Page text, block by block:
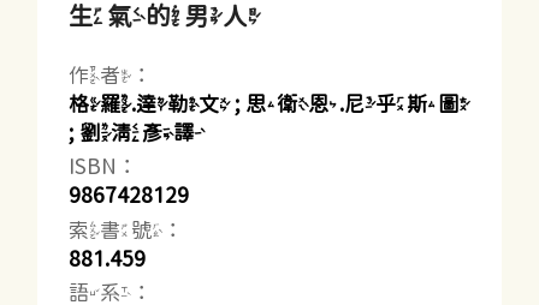
生氣的男人
作者：
格羅.達勒文 ; 思衛恩.尼乎斯圖
; 劉清彥譯
ISBN：
9867428129
索書號：
881.459
語系：